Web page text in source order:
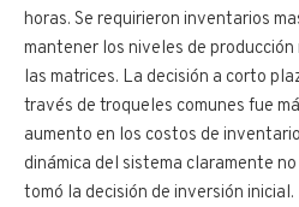
horas. Se requirieron inventarios
mantener los niveles de
las matrices. La decisión a corto
través de troqueles comunes fue
aumento en los costos de
dinámica del sistema claramente
tomó la decisión de inversión inicial.